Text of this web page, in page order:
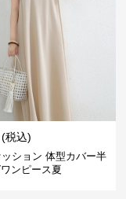
(税込)
ション 体型カバー半
ンピース夏